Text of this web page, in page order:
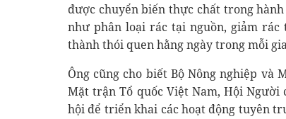
được chuyển biến thực chất trong
như phân loại rác tại nguồn, giảm
thành thói quen hằng ngày trong mỗi
Ông cũng cho biết Bộ Nông nghiệp
Mặt trận Tổ quốc Việt Nam, Hội
hội để triển khai các hoạt động tuyên